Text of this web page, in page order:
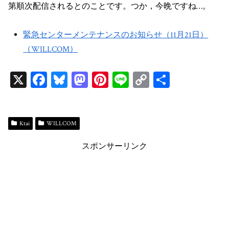
第順次配信されるとのことです。つか，今晩ですね…。
緊急センターメンテナンスのお知らせ（11月21日）
（WILLCOM）
X Fa
bo
ok
Bl
sk
y
M
n
Pi
t
Li C
Ktai WILLCOM
スポンサーリンク